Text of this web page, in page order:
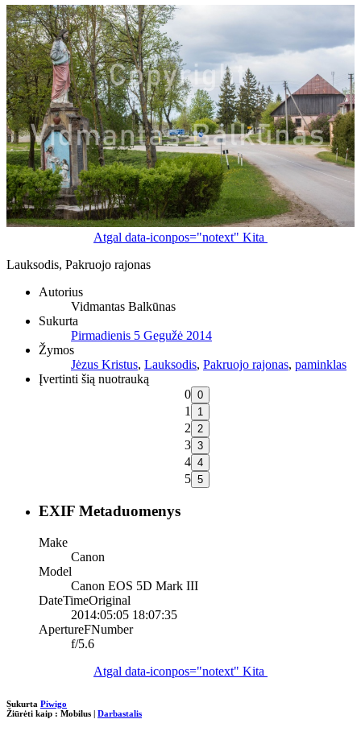
Atgal data-iconpos="notext" Kita
Lauksodis, Pakruojo rajonas
Autorius
Vidmantas Balkūnas
Sukurta
Pirmadienis 5 Gegužė 2014
Žymos
Jėzus Kristus, Lauksodis, Pakruojo rajonas, paminklas
Įvertinti šią nuotrauką
0
1
2
3
4
5
EXIF Metaduomenys
Make
Canon
Model
Canon EOS 5D Mark III
DateTimeOriginal
2014:05:05 18:07:35
ApertureFNumber
f/5.6
Atgal data-iconpos="notext" Kita
Sukurta Piwigo
Žiūrėti kaip : Mobilus | Darbastalis